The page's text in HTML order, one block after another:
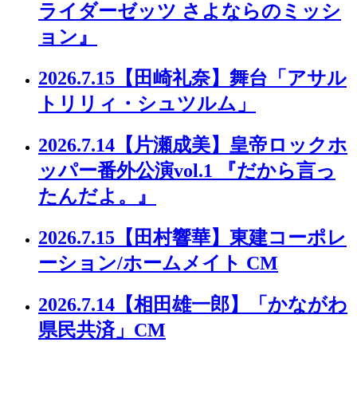
ライダーゼッツ さよならのミッシ
ョン』
2026.7.15 【田崎礼奈】舞台「アサル
トリリィ・シュツルム」
2026.7.14 【片瀬成美】皇帝ロックホ
ッパー番外公演vol.1 『だから言っ
たんだよ。』
2026.7.15 【田村響華】東建コーポレ
ーション/ホームメイト CM
2026.7.14 【相田雄一郎】「かながわ
県民共済」CM